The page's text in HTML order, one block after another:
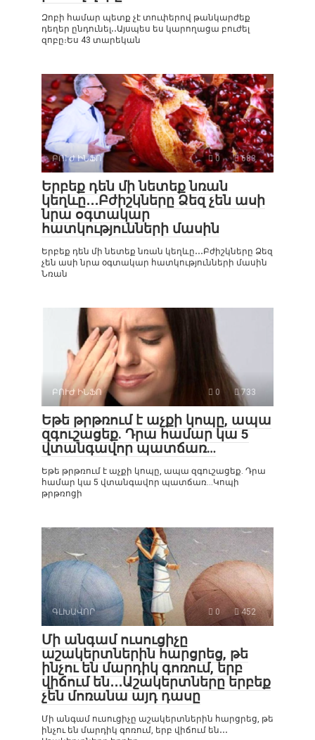
Զոբի համար պետք չէ տուփերով թանկարժեք
դեղեր ընդունել․․Այսպես ես կարողացա բուժել
զոբը։Ես 43 տարեկան
ԲՈՒԺ ԻՆՖՈ 0 683
Երբեք դեն մի նետեք նռան
կեղևը․․․Բժիշկները Ձեզ չեն ասի
նրա օգտակար
հատկությունների մասին
Երբեք դեն մի նետեք նռան կեղևը․․․Բժիշկները Ձեզ
չեն ասի նրա օգտակար հատկությունների մասին
Նռան
ԲՈՒԺ ԻՆՖՈ 0 733
Եթե թրթռում է աչքի կոպը, ապա
զգուշացեք. Դրա համար կա 5
վտանգավոր պատճառ…
Եթե թրթռում է աչքի կոպը, ապա զգուշացեք. Դրա
համար կա 5 վտանգավոր պատճառ…Կոպի
թրթռոցի
ԳԼԽԱՎՈՐ 0 452
Մի անգամ ուսուցիչը
աշակերտներին հարցրեց, թե
ինչու են մարդիկ գոռում, երբ
վիճում են․․․Աշակերտները երբեք
չեն մոռանա այդ դասը
Մի անգամ ուսուցիչը աշակերտներին հարցրեց, թե
ինչու են մարդիկ գոռում, երբ վիճում են․․․